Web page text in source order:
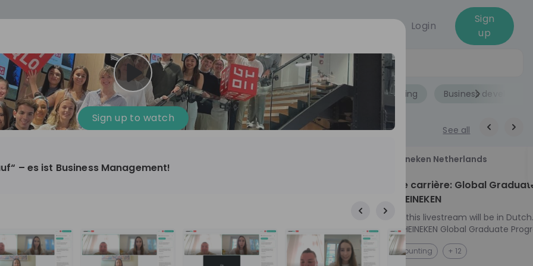
Login
Sign
up
Company culture Day in the life Events Jobs Role Accounting Business
See all
12
Program
passionate
and creating lasting
Explorers
+ 13
ideas to real impact? Join our Live Stream and
discover how Sunrise is shaping the future
through innovation. Hear directly from one of
EN Information technology
Heineken Netherlands
Kickstart je carrière: Global
Program HEINEKEN
Please note: this livestream will be in Dutch.
Ontdek het HEINEKEN Global Graduate
Jouw Wereldwijde Carrière Start Hier! 🌍 Ben jij
klaar voor een avontuur dat jouw carrière
NL Accounting + 12
Sign up to watch
– es ist Business Management!